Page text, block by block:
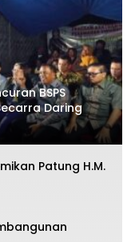
BSPS
Daring
Patung H.M.